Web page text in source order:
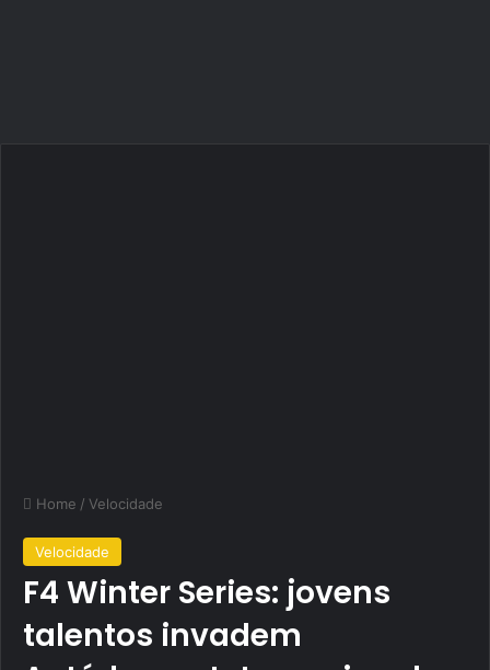
Home / Velocidade
Velocidade
F4 Winter Series: jovens
talentos invadem